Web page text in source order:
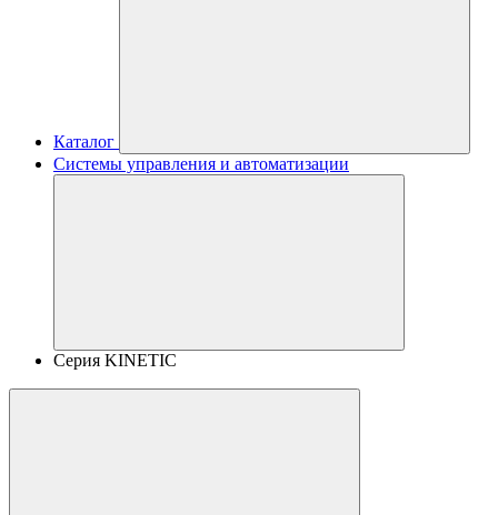
Каталог
Системы управления и автоматизации
Серия KINETIC